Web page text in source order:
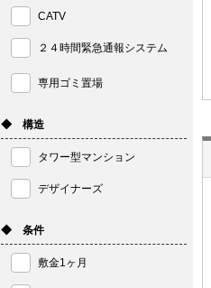
CATV
２４時間緊急通報システム
専用ゴミ置場
◆ 構造
タワー型マンション
デザイナーズ
◆ 条件
敷金1ヶ月